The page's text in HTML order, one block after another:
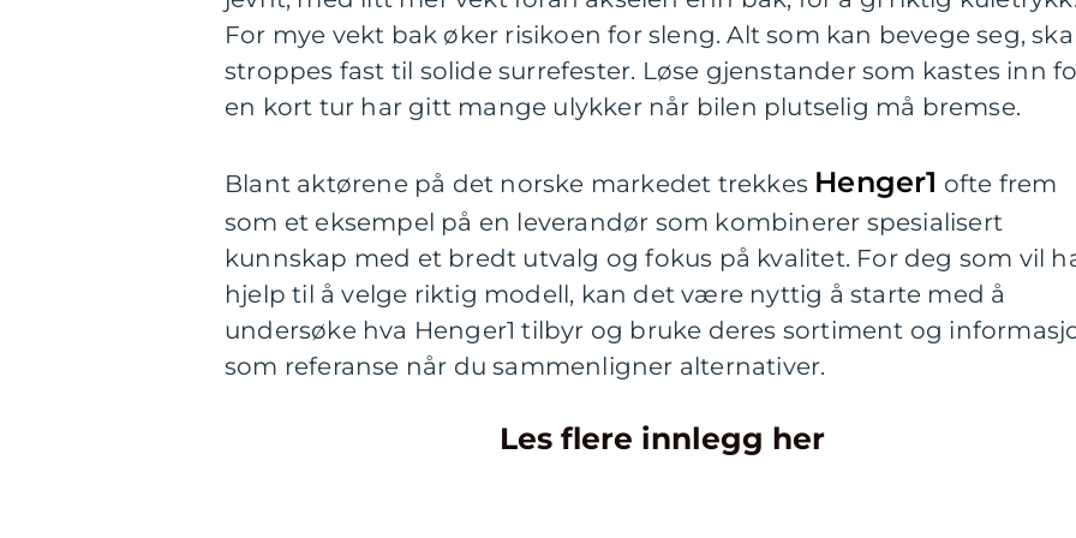
For mye vekt bak øker risikoen for sleng. Alt som kan bevege seg,
stroppes fast til solide surrefester. Løse gjenstander som kastes inn
en kort tur har gitt mange ulykker når bilen plutselig må bremse.
Blant aktørene på det norske markedet trekkes Henger1 ofte frem
som et eksempel på en leverandør som kombinerer spesialisert
kunnskap med et bredt utvalg og fokus på kvalitet. For deg som vil
hjelp til å velge riktig modell, kan det være nyttig å starte med å
undersøke hva Henger1 tilbyr og bruke deres sortiment og
som referanse når du sammenligner alternativer.
Les flere innlegg her